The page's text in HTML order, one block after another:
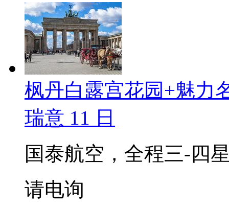
枫丹白露宫花园+魅力
瑞意 11 日
国泰航空，全程三-四
请电询